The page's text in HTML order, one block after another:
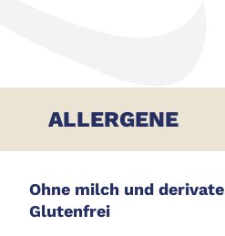
ALLERGENE
Ohne milch und derivate
Glutenfrei